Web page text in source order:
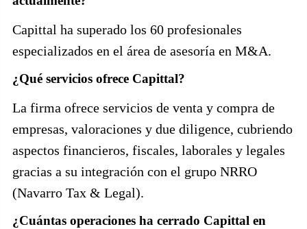
Capittal ha superado los 60 profesionales
especializados en el área de asesoría en M&A.
¿Qué servicios ofrece Capittal?
La firma ofrece servicios de venta y compra de
empresas, valoraciones y due diligence, cubriendo
aspectos financieros, fiscales, laborales y legales
gracias a su integración con el grupo NRRO
(Navarro Tax & Legal).
¿Cuántas operaciones ha cerrado Capittal en